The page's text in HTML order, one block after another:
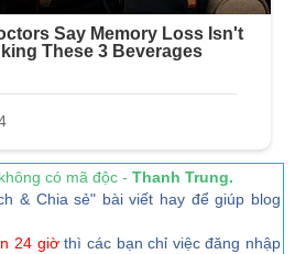
có mã độc - Thanh Trung.
& Chia sẻ" bài viết hay để giúp blog
24 giờthì các bạn chỉ việc đăng nhập